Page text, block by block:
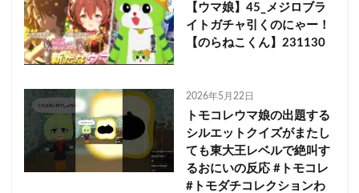
【ウマ娘】45_メジロブラ
イトガチャ引くのにゃー！
【のらねこくん】231130
2026年5月22日
トモコレウマ娘の出題する
シルエットクイズがまたし
ても東大王レベルで絶叫す
るおにいの反応 #トモコレ
#トモダチコレクションわ